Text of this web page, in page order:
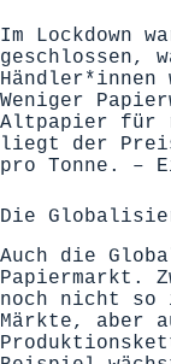
Im Lockdown
geschlossen,
Händler*innen
Weniger
Altpapier für
liegt der
pro Tonne. –
Die
Auch die
Papiermarkt.
noch nicht so
Märkte, aber